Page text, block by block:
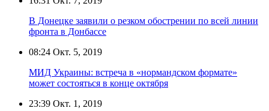
В Донецке заявили о резком обострении по всей линии
фронта в Донбассе
08:24 Окт. 5, 2019
МИД Украины: встреча в «нормандском формате»
может состояться в конце октября
23:39 Окт. 1, 2019